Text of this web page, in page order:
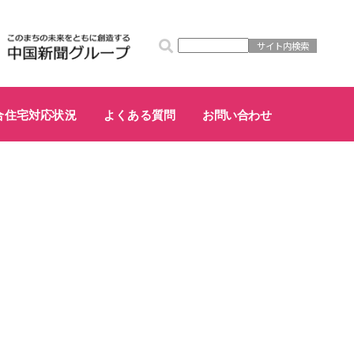
住宅対応状況 よくある質問 お問い合わせ